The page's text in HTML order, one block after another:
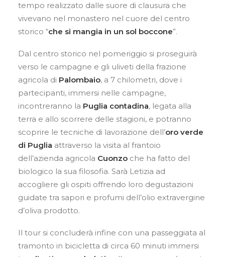
tempo realizzato dalle suore di clausura che
vivevano nel monastero nel cuore del centro
storico “che si mangia in un sol boccone”.
Dal centro storico nel pomeriggio si proseguirà
verso le campagne e gli uliveti della frazione
agricola di Palombaio, a 7 chilometri, dove i
partecipanti, immersi nelle campagne,
incontreranno la Puglia contadina, legata alla
terra e allo scorrere delle stagioni, e potranno
scoprire le tecniche di lavorazione dell’oro verde
di Puglia attraverso la visita al frantoio
dell’azienda agricola Cuonzo che ha fatto del
biologico la sua filosofia. Sarà Letizia ad
accogliere gli ospiti offrendo loro degustazioni
guidate tra sapori e profumi dell’olio extravergine
d’oliva prodotto.
Il tour si concluderà infine con una passeggiata al
tramonto in bicicletta di circa 60 minuti immersi